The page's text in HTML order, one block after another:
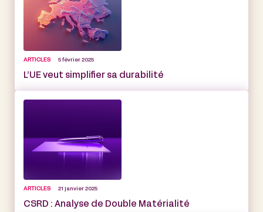
ARTICLES 5 février 2025
L’UE veut simplifier sa durabilité
ARTICLES 21 janvier 2025
CSRD : Analyse de Double Matérialité